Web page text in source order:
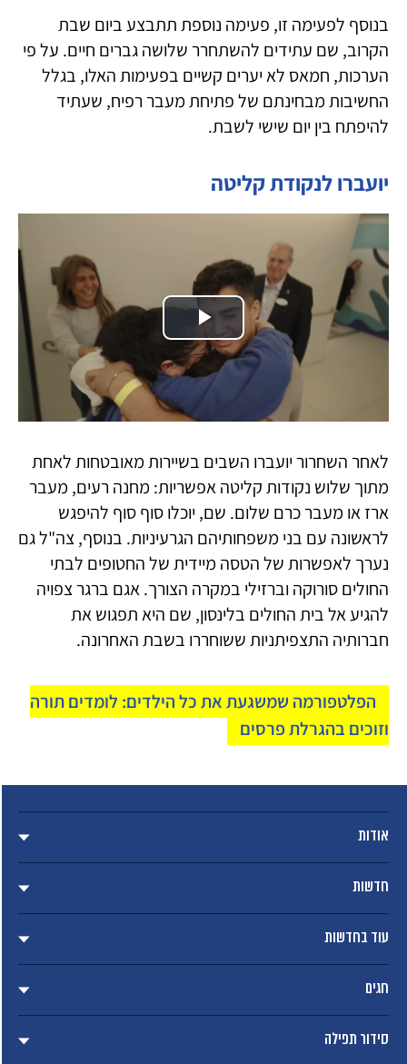
בנוסף לפעימה זו, פעימה נוספת תתבצע ביום שבת
הקרוב, שם עתידים להשתחרר שלושה גברים חיים. על פי
הערכות, חמאס לא יערים קשיים בפעימות האלו, בגלל
החשיבות מבחינתם של פתיחת מעבר רפיח, שעתיד
להיפתח בין יום שישי לשבת.
יועברו לנקודת קליטה
Play
Video
לאחר השחרור יועברו השבים בשיירות מאובטחות לאחת
מתוך שלוש נקודות קליטה אפשריות: מחנה רעים, מעבר
ארז או מעבר כרם שלום. שם, יוכלו סוף סוף להיפגש
לראשונה עם בני משפחותיהם הגרעיניות. בנוסף, צה"ל גם
נערך לאפשרות של הטסה מיידית של החטופים לבתי
החולים סורוקה וברזילי במקרה הצורך. אגם ברגר צפויה
להגיע אל בית החולים בלינסון, שם היא תפגוש את
חברותיה התצפיתניות ששוחררו בשבת האחרונה.
הפלטפורמה שמשגעת את כל הילדים: לומדים תורה
וזוכים בהגרלת פרסים
אודות
חדשות
עוד בחדשות
חגים
סידור תפילה